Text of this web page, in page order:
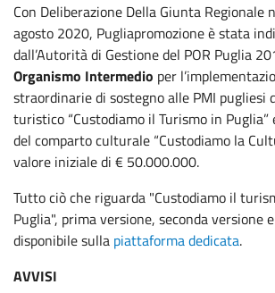
Con Deliberazione Della Giunta Regionale
agosto 2020, Pugliapromozione è stata
dall’Autorità di Gestione del POR Puglia
Organismo Intermedio per
straordinarie di sostegno alle PMI pugliesi
turistico “Custodiamo il Turismo in Puglia”
del comparto culturale “Custodiamo la
valore iniziale di € 50.000.000.
Tutto ciò che riguarda "Custodiamo il
Puglia", prima versione, seconda versione
disponibile sulla piattaforma dedicata.
AVVISI